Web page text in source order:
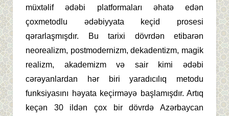
müxtəlif ədəbi platformaları əhatə edən
çoxmetodlu ədəbiyyata keçid prosesi
qərarlaşmışdır. Bu tarixi dövrdən etibarən
neorealizm, postmodernizm, dekadentizm, magik
realizm, akademizm və sair kimi ədəbi
cərəyanlardan hər biri yaradıcılıq metodu
funksiyasını həyata keçirməyə başlamışdır. Artıq
keçən 30 ildən çox bir dövrdə Azərbaycan